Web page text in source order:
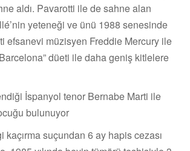
aldı. Pavarotti ile de sahne alan
yeteneği ve ünü 1988 senesinde
efsanevi müzisyen Freddie Mercury ile
düeti ile daha geniş kitlelere
İspanyol tenor Bernabe Marti ile
bulunuyor
kaçırma suçundan 6 ay hapis cezası